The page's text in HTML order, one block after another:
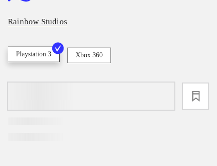
Rainbow Studios
Playstation 3 Xbox 360